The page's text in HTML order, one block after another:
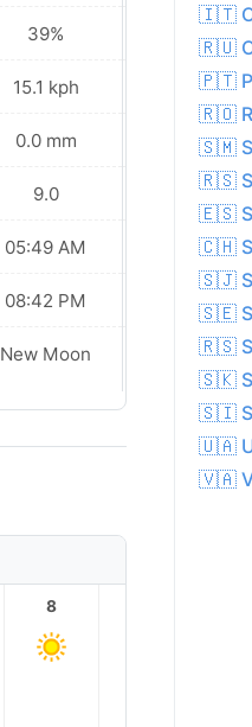
39%
15.1 kph
0.0 mm
9.0
05:49 AM
08:42 PM
New Moon
42%
17.6 kph
0.0 mm
8.0
05:50 AM
08:41 PM
New Moon
8
🇮🇹
🇷🇺
🇵🇹
🇷🇴
🇸🇲
🇷🇸
🇪🇸
🇨🇭
🇸🇯
🇸🇪
🇷🇸
🇸🇰
🇸🇮
🇺🇦
🇻🇦